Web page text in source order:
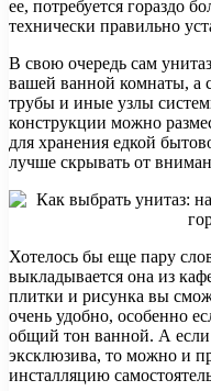
ее, потребуется гораздо
технически правильно
В свою очередь сам
вашей ванной комнаты, а
трубы и иные узлы
конструкции можно
для хранения едкой
лучше скрывать от
Хотелось бы еще пару
выкладывается она из
плитки и рисунка вы
очень удобно, особенно
общий тон ванной. А если
эксклюзива, то можно и
инсталляцию